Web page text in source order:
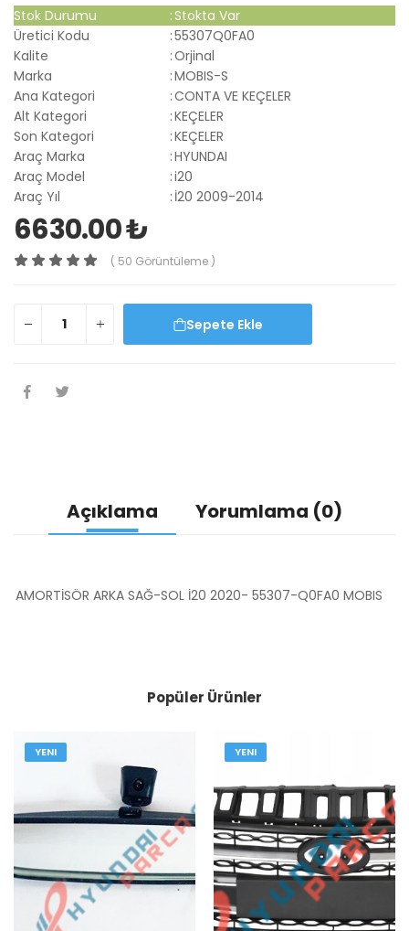
Stok Durumu :Stokta Var
Üretici Kodu
:55307Q0FA0
Kalite
:Orjinal
Marka
:MOBIS-S
Ana Kategori
:CONTA VE KEÇELER
Alt Kategori
:KEÇELER
Son Kategori
:KEÇELER
Araç Marka
:HYUNDAI
Araç Model
:i20
Araç Yıl
: İ20 2009-2014
6630.00 ₺
( 50 Görüntüleme )
Sepete Ekle
Açıklama Yorumlama (0)
AMORTİSÖR ARKA SAĞ-SOL İ20 2020- 55307-Q0FA0 MOBIS
Popüler Ürünler
YENI YENI